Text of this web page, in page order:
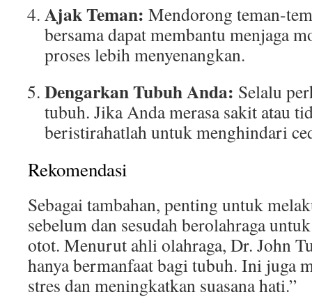
Ajak Teman: Mendorong teman-
bersama dapat membantu menjaga
proses lebih menyenangkan.
Dengarkan Tubuh Anda: Selalu
tubuh. Jika Anda merasa sakit atau
beristirahatlah untuk menghindari
Rekomendasi
Sebagai tambahan, penting untuk
sebelum dan sesudah berolahraga
otot. Menurut ahli olahraga, Dr. John
hanya bermanfaat bagi tubuh. Ini juga
stres dan meningkatkan suasana hati.”